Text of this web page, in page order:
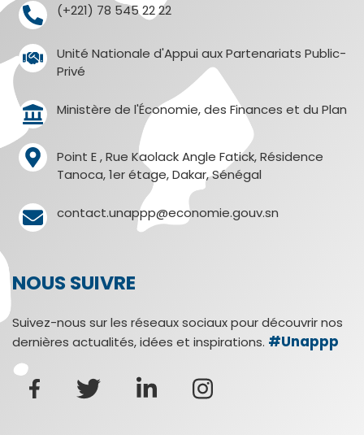
(+221) 78 545 22 22
Unité Nationale d'Appui aux Partenariats Public-
Privé
Ministère de l'Économie, des Finances et du Plan
Point E , Rue Kaolack Angle Fatick, Résidence
Tanoca, 1er étage, Dakar, Sénégal
contact.unappp@economie.gouv.sn
NOUS SUIVRE
Suivez-nous sur les réseaux sociaux pour découvrir nos
dernières actualités, idées et inspirations. #Unappp